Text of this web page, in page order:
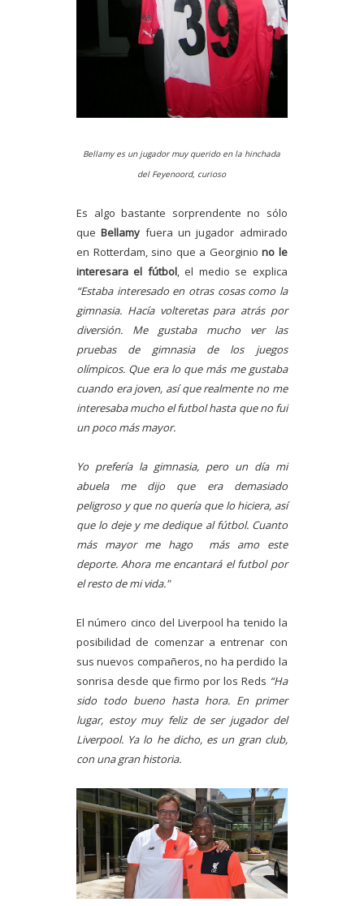
Bellamy es un jugador muy querido en la hinchada
del Feyenoord, curioso
Es algo bastante sorprendente no sólo
queBellamy fuera un jugador admirado
en Rotterdam, sino que a Georginiono le
interesara el fútbol, el medio se explica
“Estaba interesado en otras cosas como la
gimnasia. Hacía volteretas para atrás por
diversión. Me gustaba mucho ver las
pruebas de gimnasia de los juegos
olímpicos. Que era lo que más me gustaba
cuando era joven, así que realmente no me
interesaba mucho el futbol hasta que no fui
un poco más mayor.
Yo prefería la gimnasia, pero un día mi
abuela me dijo que era demasiado
peligroso y que no quería que lo hiciera, así
que lo deje y me dedique al fútbol. Cuanto
más mayor me hago más amo este
deporte. Ahora me encantará el futbol por
el resto de mi vida."
El número cinco del Liverpool ha tenido la
posibilidad de comenzar a entrenar con
sus nuevos compañeros, no ha perdido la
sonrisa desde que firmo por los Reds “Ha
sido todo bueno hasta hora. En primer
lugar, estoy muy feliz de ser jugador del
Liverpool. Ya lo he dicho, es un gran club,
con una gran historia.